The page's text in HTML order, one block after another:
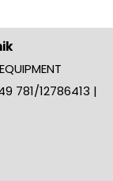
781/12786413 |